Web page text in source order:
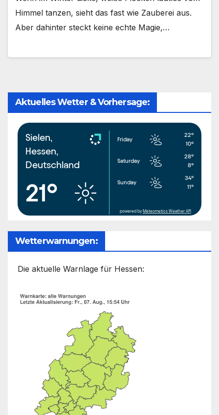
Himmel tanzen, sieht das fast wie Zauberei aus.
Aber dahinter steckt keine echte Magie,…
Aktuelles Wetter & Vorhersage:
Sielen,
Hessen,
Deutschland
21°
Friday
22°
10°
Saturday
28°
8°
Sunday
34°
11°
powered by Meteometics Weather API
Wetterwarnungen:
Die aktuelle Warnlage für Hessen: